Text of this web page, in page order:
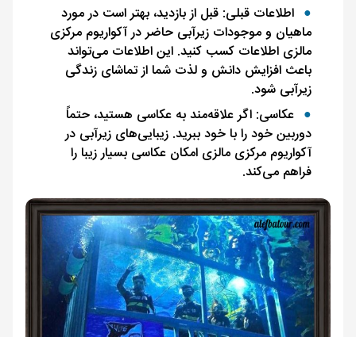
اطلاعات قبلی: قبل از بازدید، بهتر است در مورد
ماهیان و موجودات زیرآبی حاضر در آکواریوم مرکزی
مالزی اطلاعات کسب کنید. این اطلاعات می‌تواند
باعث افزایش دانش و لذت شما از تماشای زندگی
زیرآبی شود.
عکاسی: اگر علاقه‌مند به عکاسی هستید، حتماً
دوربین خود را با خود ببرید. زیبایی‌های زیرآبی در
آکواریوم مرکزی مالزی امکان عکاسی بسیار زیبا را
فراهم می‌کند.